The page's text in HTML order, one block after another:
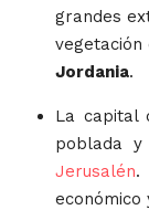
grandes
vegetación
Jordania.
La capital
poblada
Jerusalén.
económico